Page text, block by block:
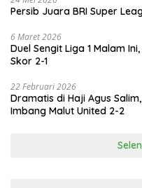
Persib Juara BRI Super
6 Maret 2026
Duel Sengit Liga 1 Malam
Skor 2-1
22 Februari 2026
Dramatis di Haji Agus
Imbang Malut United 2-2